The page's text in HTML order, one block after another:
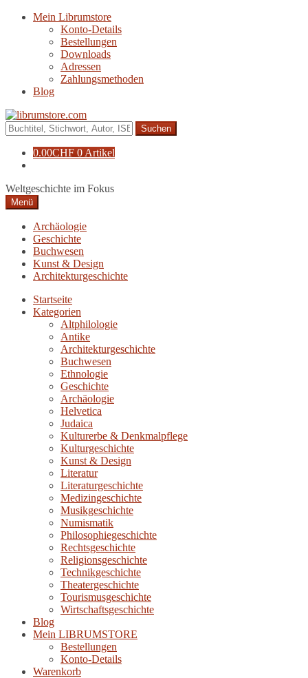
Navigation
Zum
Mein Librumstore
Konto-Details
Bestellungen
Downloads
Adressen
Zahlungsmethoden
Blog
Suche
nach:
0.00CHF 0 Artikel
Weltgeschichte im Fokus
Menü
Archäologie
Geschichte
Buchwesen
Kunst & Design
Architekturgeschichte
Startseite
Kategorien
Altphilologie
Antike
Architekturgeschichte
Buchwesen
Ethnologie
Geschichte
Archäologie
Helvetica
Judaica
Kulturerbe & Denkmalpflege
Kulturgeschichte
Kunst & Design
Literatur
Literaturgeschichte
Medizingeschichte
Musikgeschichte
Numismatik
Philosophiegeschichte
Rechtsgeschichte
Religionsgeschichte
Technikgeschichte
Theatergeschichte
Tourismusgeschichte
Wirtschaftsgeschichte
Blog
Mein LIBRUMSTORE
Bestellungen
Konto-Details
Warenkorb